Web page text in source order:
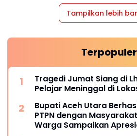
Tampilkan lebih
Terpopuler
Tragedi Jumat Siang di
Pelajar Meninggal di
Bupati Aceh Utara
PTPN dengan
Warga Sampaikan